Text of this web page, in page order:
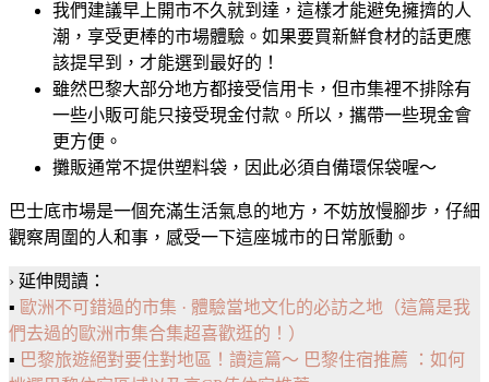
我們建議早上開市不久就到達，這樣才能避免擁擠的人
潮，享受更棒的市場體驗。如果要買新鮮食材的話更應
該提早到，才能選到最好的！
雖然巴黎大部分地方都接受信用卡，但市集裡不排除有
一些小販可能只接受現金付款。所以，攜帶一些現金會
更方便。
攤販通常不提供塑料袋，因此必須自備環保袋喔～
巴士底市場是一個充滿生活氣息的地方，不妨放慢腳步，仔細
觀察周圍的人和事，感受一下這座城市的日常脈動。
› 延伸閱讀：
▪️ 歐洲不可錯過的市集 · 體驗當地文化的必訪之地（這篇是我
們去過的歐洲市集合集超喜歡逛的！）
▪️ 巴黎旅遊絕對要住對地區！讀這篇～ 巴黎住宿推薦 ：如何